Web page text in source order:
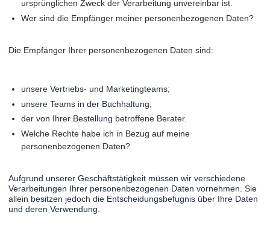
ursprünglichen Zweck der Verarbeitung unvereinbar ist.
Wer sind die Empfänger meiner personenbezogenen Daten?
Die Empfänger Ihrer personenbezogenen Daten sind:
unsere Vertriebs- und Marketingteams;
unsere Teams in der Buchhaltung;
der von Ihrer Bestellung betroffene Berater.
Welche Rechte habe ich in Bezug auf meine
personenbezogenen Daten?
Aufgrund unserer Geschäftstätigkeit müssen wir verschiedene
Verarbeitungen Ihrer personenbezogenen Daten vornehmen. Sie
allein besitzen jedoch die Entscheidungsbefugnis über Ihre Daten
und deren Verwendung.